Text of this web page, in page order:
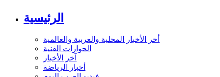
الرئيسية
أخر الأخبار المحلية والعربية والعالمية
الحوارات الفنية
آخر الأخبار
أخبار الرياضة